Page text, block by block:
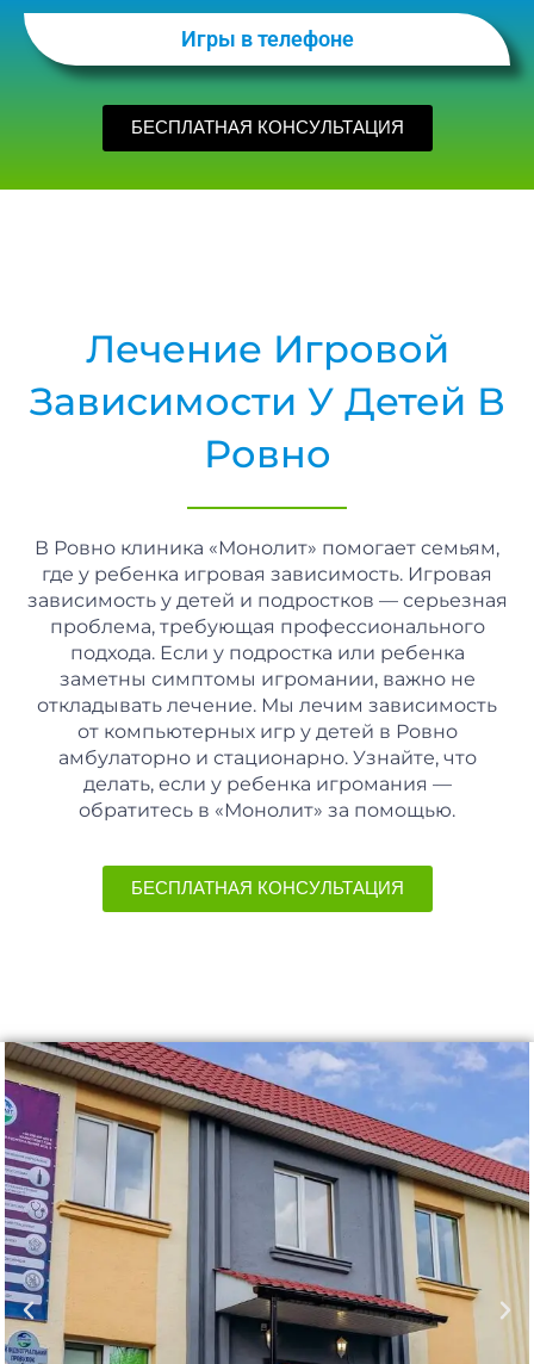
Игры в телефоне
БЕСПЛАТНАЯ КОНСУЛЬТАЦИЯ
Лечение Игровой
Зависимости У Детей В
Ровно
В Ровно клиника «Монолит» помогает семьям,
где у ребенка игровая зависимость. Игровая
зависимость у детей и подростков — серьезная
проблема, требующая профессионального
подхода. Если у подростка или ребенка
заметны симптомы игромании, важно не
откладывать лечение. Мы лечим зависимость
от компьютерных игр у детей в Ровно
амбулаторно и стационарно. Узнайте, что
делать, если у ребенка игромания —
обратитесь в «Монолит» за помощью.
БЕСПЛАТНАЯ КОНСУЛЬТАЦИЯ